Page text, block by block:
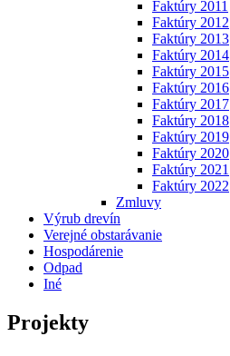
Faktúry 2011
Faktúry 2012
Faktúry 2013
Faktúry 2014
Faktúry 2015
Faktúry 2016
Faktúry 2017
Faktúry 2018
Faktúry 2019
Faktúry 2020
Faktúry 2021
Faktúry 2022
Zmluvy
Výrub drevín
Verejné obstarávanie
Hospodárenie
Odpad
Iné
Projekty